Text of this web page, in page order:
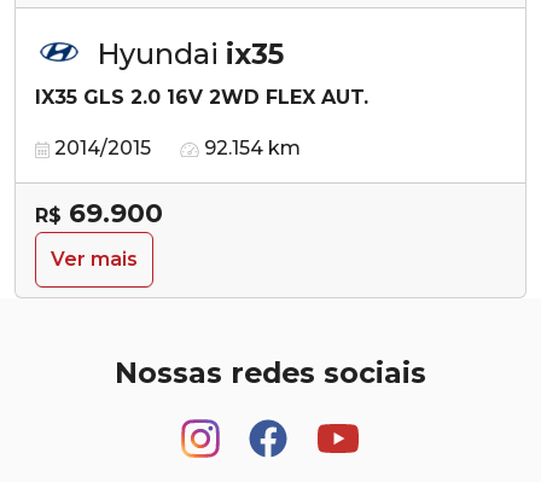
Hyundai ix35
IX35 GLS 2.0 16V 2WD FLEX AUT.
2014/2015 92.154 km
R$ 69.900
Ver mais
Nossas redes sociais